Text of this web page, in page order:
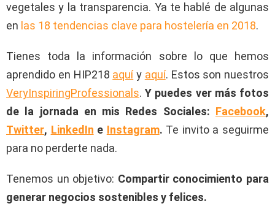
vegetales y la transparencia. Ya te hablé de algunas
en las 18 tendencias clave para hostelería en 2018.
Tienes toda la información sobre lo que hemos
aprendido en HIP218 aquíy aquí. Estos son nuestros
VeryInspiringProfessionals.Y puedes ver más fotos
de la jornada en mis Redes Sociales: Facebook,
Twitter, LinkedIn e Instagram. Te invito a seguirme
para no perderte nada.
Tenemos un objetivo: Compartir conocimiento para
generar negocios sostenibles y felices.